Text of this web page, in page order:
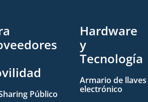
Público
Hardware
y
Tecnología
Armario de llaves
electrónico